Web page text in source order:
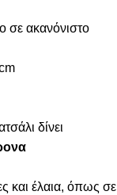
σε ακανόνιστο
δίνει
και έλαια, όπως σε